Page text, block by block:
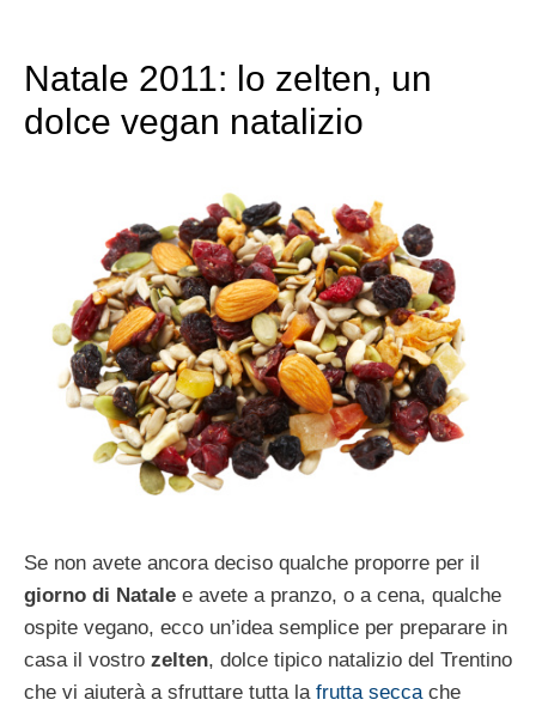
Natale 2011: lo zelten, un
dolce vegan natalizio
Se non avete ancora deciso qualche proporre per il
giorno di Natale e avete a pranzo, o a cena, qualche
ospite vegano, ecco un’idea semplice per preparare in
casa il vostro zelten, dolce tipico natalizio del Trentino
che vi aiuterà a sfruttare tutta la frutta secca che